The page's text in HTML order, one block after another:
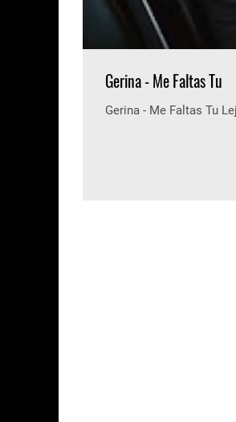
Gerina - Me Faltas Tu
Gerina - Me Faltas Tu